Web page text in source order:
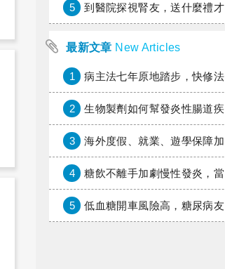
5 到醫院探視腎友，送什麼禮才好？
最新文章 New Articles
1 病主法七年原地踏步，快修法讓病人自主決定善終
2 生物製劑如何幫發炎性腸道疾病患者抗潰瘍？治療進展與健保給付困境一次看
3 海外度假、就業、遊學保障加倍，富邦產險「一期逐夢」專案加碼遠距醫療與緊急救援
4 糖飲不離手加劇慢性發炎，當心老化與慢性病提早報到
5 低血糖開車風險高，糖尿病友上路必學的安全守則